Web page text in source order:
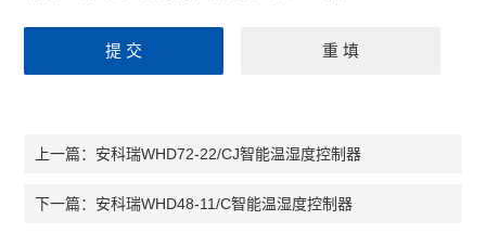
上一篇： 安科瑞WHD72-22/CJ智能温湿度控制器
下一篇： 安科瑞WHD48-11/C智能温湿度控制器